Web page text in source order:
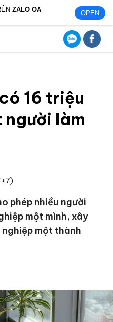
ZALO OA OPEN
16 triệu
làm
phép nhiều người
một mình, xây
một thành